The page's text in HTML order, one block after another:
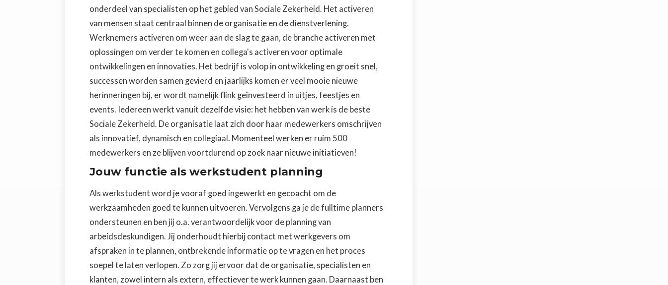
onderdeel van specialisten op het gebied van Sociale Zekerheid. Het activeren
van mensen staat centraal binnen de organisatie en de dienstverlening.
Werknemers activeren om weer aan de slag te gaan, de branche activeren met
oplossingen om verder te komen en collega's activeren voor optimale
ontwikkelingen en innovaties. Het bedrijf is volop in ontwikkeling en groeit snel,
successen worden samen gevierd en jaarlijks komen er veel mooie nieuwe
herinneringen bij, er wordt namelijk flink geïnvesteerd in uitjes, feestjes en
events. Iedereen werkt vanuit dezelfde visie: het hebben van werk is de beste
Sociale Zekerheid. De organisatie laat zich door haar medewerkers omschrijven
als innovatief, dynamisch en collegiaal. Momenteel werken er ruim 500
medewerkers en ze blijven voortdurend op zoek naar nieuwe initiatieven!
Jouw functie als werkstudent planning
Als werkstudent word je vooraf goed ingewerkt en gecoacht om de
werkzaamheden goed te kunnen uitvoeren. Vervolgens ga je de fulltime planners
ondersteunen en ben jij o.a. verantwoordelijk voor de planning van
arbeidsdeskundigen. Jij onderhoudt hierbij contact met werkgevers om
afspraken in te plannen, ontbrekende informatie op te vragen en het proces
soepel te laten verlopen. Zo zorg jij ervoor dat de organisatie, specialisten en
klanten, zowel intern als extern, effectiever te werk kunnen gaan. Daarnaast ben